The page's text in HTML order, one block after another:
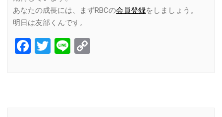
あなたの成長には、まずRBCの会員登録をしましょう。
明日は友部くんです。
Facebook
Twitter
Line